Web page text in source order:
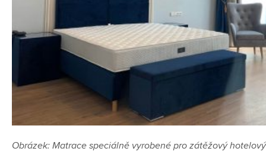
Obrázek: Matrace speciálně vyrobené pro zátěžový